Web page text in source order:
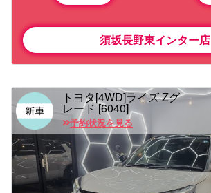
須坂長野東インター店
トヨタ[4WD]ライズ Zグ
レード [6040]
予約状況を見る